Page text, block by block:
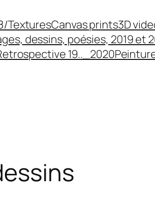
TexturesCanvas prints3D
dessins, poésies, 2019 et
19.._2020